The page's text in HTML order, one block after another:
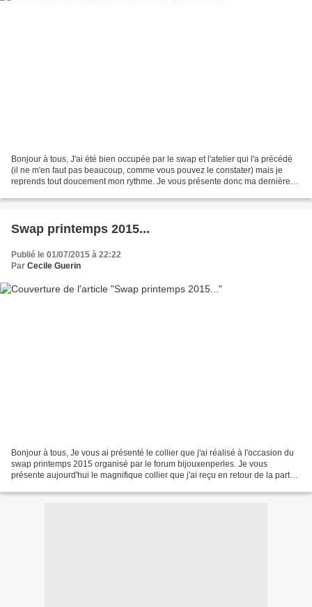
Bonjour à tous, J'ai été bien occupée par le swap et l'atelier qui l'a précédé
(il ne m'en faut pas beaucoup, comme vous pouvez le constater) mais je
reprends tout doucement mon rythme. Je vous présente donc ma dernière
Swap printemps 2015...
Publié le 01/07/2015 à 22:22
Par Cecile Guerin
Bonjour à tous, Je vous ai présenté le collier que j'ai réalisé à l'occasion du
swap printemps 2015 organisé par le forum bijouxenperles. Je vous
présente aujourd'hui le magnifique collier que j'ai reçu en retour de la part